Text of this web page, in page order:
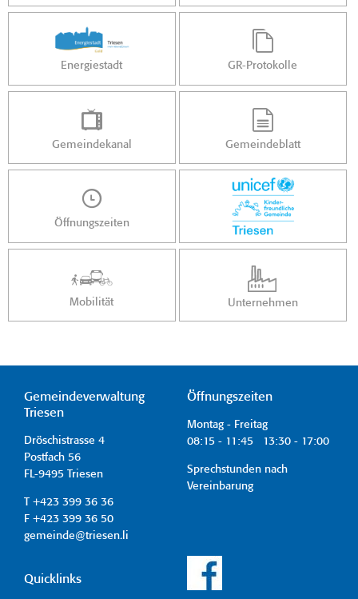
Energiestadt GR-Protokolle
Gemeindekanal Gemeindeblatt
Öffnungszeiten
Mobilität Unternehmen
Gemeindeverwaltung
Triesen
Dröschistrasse 4
Postfach 56
FL-9495 Triesen
T +423 399 36 36
F +423 399 36 50
gemeinde@triesen.li
Öffnungszeiten
Montag - Freitag
08:15 - 11:45 13:30 - 17:00
Sprechstunden nach
Vereinbarung
Quicklinks